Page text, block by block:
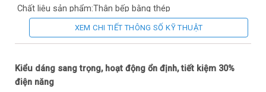
Chất liệu sản phẩm:Thân bếp bằng thép
Màu sắc:Đen họa tiết xanh
Số bếp nấu:
XEM CHI TIẾT THÔNG SỐ KỸ THUẬT
Kiểu dáng sang trọng, hoạt động ổn định, tiết kiệm 30%
điện năng